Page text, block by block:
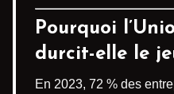
Pourquoi
durcit-elle le
En 2023, 72 % des